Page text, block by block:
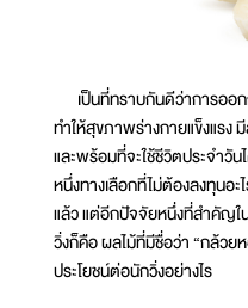
เป็นที่ทราบกันดีว่าการออก
ทำให้สุขภาพร่างกายแข็งแร
และพร้อมที่จะใช้ชีวิตประจำวั
หนึ่งทางเลือกที่ไม่ต้องลงทุนอ
แล้ว แต่อีกปัจจัยหนึ่งที่สำคัญใ
วิ่งก็คือ ผลไม้ที่มีชื่อว่า “กล้วย
ประโยชน์ต่อนักวิ่งอย่างไร